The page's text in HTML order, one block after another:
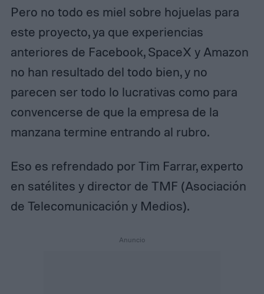
Pero no todo es miel sobre hojuelas para
este proyecto, ya que experiencias
anteriores de Facebook, SpaceX y Amazon
no han resultado del todo bien, y no
parecen ser todo lo lucrativas como para
convencerse de que la empresa de la
manzana termine entrando al rubro.
Eso es refrendado por Tim Farrar, experto
en satélites y director de TMF (Asociación
de Telecomunicación y Medios).